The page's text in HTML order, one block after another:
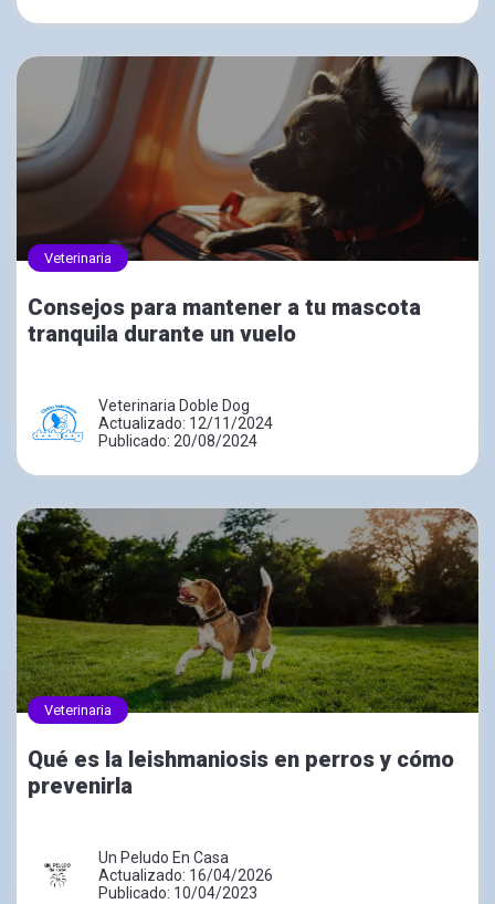
Veterinaria
Consejos para mantener a tu mascota
tranquila durante un vuelo
Veterinaria Doble Dog
Actualizado: 12/11/2024
Publicado: 20/08/2024
Veterinaria
Qué es la leishmaniosis en perros y cómo
prevenirla
Un Peludo En Casa
Actualizado: 16/04/2026
Publicado: 10/04/2023